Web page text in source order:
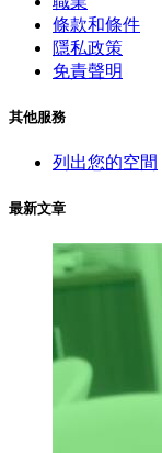
條款和條件
隱私政策
免責聲明
其他服務
列出您的空間
最新文章